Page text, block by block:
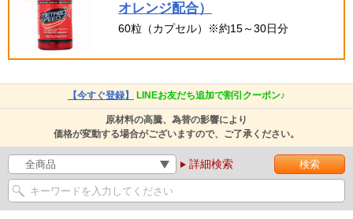
オレンジ配合）
60粒（カプセル）※約15～30日分
【今すぐ登録】 LINEお友だち追加で割引クーポン♪
原材料の高騰、為替の影響により
価格が変動する場合がございますので、ご了承ください。
詳細検索